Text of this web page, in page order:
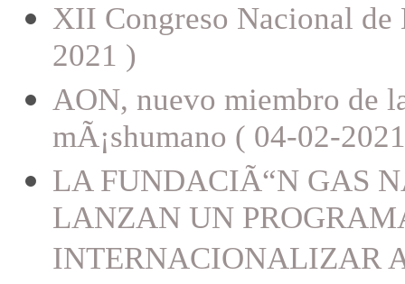
XI​I​ Congreso Nacional de
2021 )
AON, nuevo miembro de
mÃ¡shumano ( 04-02-
LA FUNDACIÃ“N GAS
LANZAN UN
INTERNACIONALIZAR